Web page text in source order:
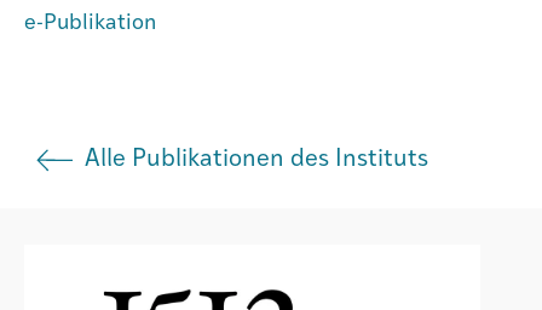
Atlas GR
e-Publikation
Alle Publikationen des Instituts